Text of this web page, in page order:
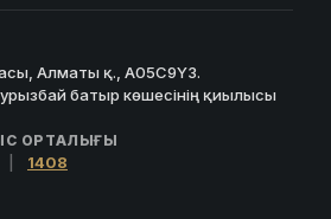
Алматы қ., A05C9Y3.
батыр көшесінің қиылысы
ОРТАЛЫҒЫ
1408